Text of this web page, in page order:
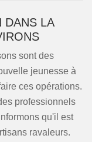
DANS LA
sont des
jeunesse à
ces opérations.
professionnels
qu'il est
ravaleurs.